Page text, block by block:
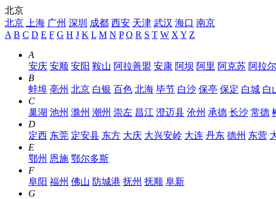
北京
北京
上海 广州 深圳 成都 西安 天津 武汉 海口 南京
A B C D E F G H J K L M N P Q R S T W X Y Z
A
安庆 安顺 安阳 鞍山 阿拉善盟 安康 阿坝 阿里 阿克苏 阿拉尔
B
蚌埠 亳州 北京 白银 百色 北海 毕节 白沙 保亭 保定 白城 白
C
巢湖 池州 滁州 潮州 崇左 昌江 澄迈县 沧州 承德 长沙 常德
D
定西 东莞 定安县 东方 大庆 大兴安岭 大连 丹东 德州 东营
E
鄂州 恩施 鄂尔多斯
F
阜阳 福州 佛山 防城港 抚州 抚顺 阜新
G